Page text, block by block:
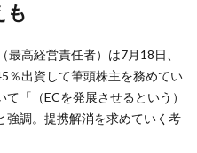
も
高経営責任者）は7月18日、
％出資して筆頭株主を務めてい
「（ECを発展させるという）
強調。提携解消を求めていく考